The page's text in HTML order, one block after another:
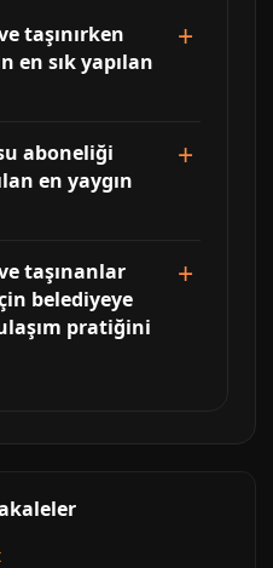
taşınırken
en sık yapılan
aboneliği
en yaygın
taşınanlar
belediyeye
pratiğini